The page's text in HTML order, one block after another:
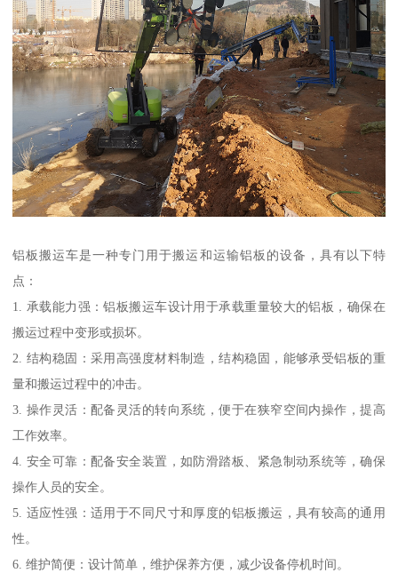
铝板搬运车是一种专门用于搬运和运输铝板的设备，具有以下特
点：
1. 承载能力强：铝板搬运车设计用于承载重量较大的铝板，确保在
搬运过程中变形或损坏。
2. 结构稳固：采用高强度材料制造，结构稳固，能够承受铝板的重
量和搬运过程中的冲击。
3. 操作灵活：配备灵活的转向系统，便于在狭窄空间内操作，提高
工作效率。
4. 安全可靠：配备安全装置，如防滑踏板、紧急制动系统等，确保
操作人员的安全。
5. 适应性强：适用于不同尺寸和厚度的铝板搬运，具有较高的通用
性。
6. 维护简便：设计简单，维护保养方便，减少设备停机时间。